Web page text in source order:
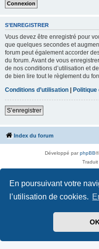
En poursuivant votre
l’utilisation de cookies.
S’ENREGISTRER
Vous devez être enregistré pour
que quelques secondes et
forum peut également accorder
du forum. Avant de vous
de nos conditions d’utilisation et
de bien lire tout le règlement du
Conditions d’utilisation | Politique
S’enregistrer
Index du forum
Développé parphpBB